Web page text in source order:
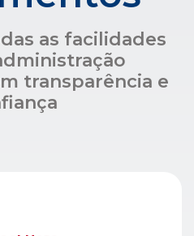
assessor sempre foi
mas o app tem